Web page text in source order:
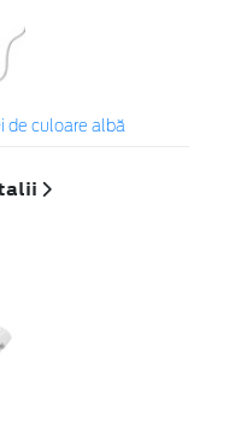
de culoare albă